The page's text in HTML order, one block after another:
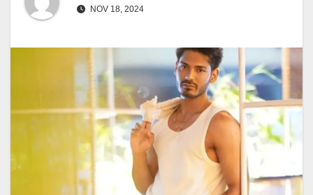
NOV 18, 2024